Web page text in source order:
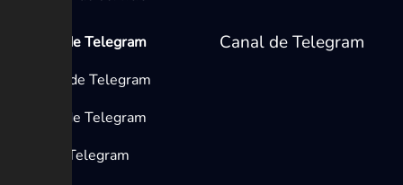
Medios de Telegram
Canales de Telegram
Grupos de Telegram
Bots de Telegram
Canal de Telegram